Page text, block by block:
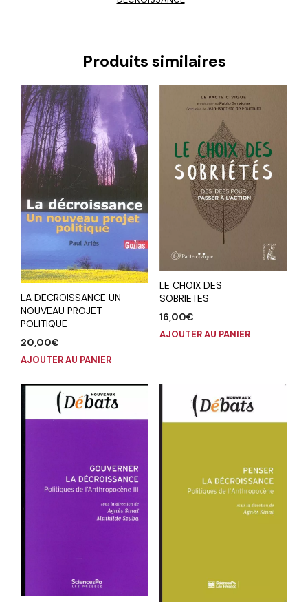
Produits similaires
LA DECROISSANCE UN
NOUVEAU PROJET
POLITIQUE
20,00€
AJOUTER AU PANIER
LE CHOIX DES
SOBRIETES
16,00€
AJOUTER AU PANIER